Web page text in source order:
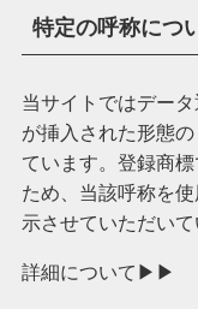
特定の呼称につ
当サイトではデー
が挿入された形態
ています。登録商
ため、当該呼称を
示させていただいて
詳細について▶︎▶︎